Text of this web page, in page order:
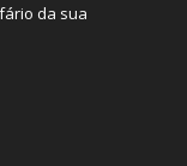
da sua